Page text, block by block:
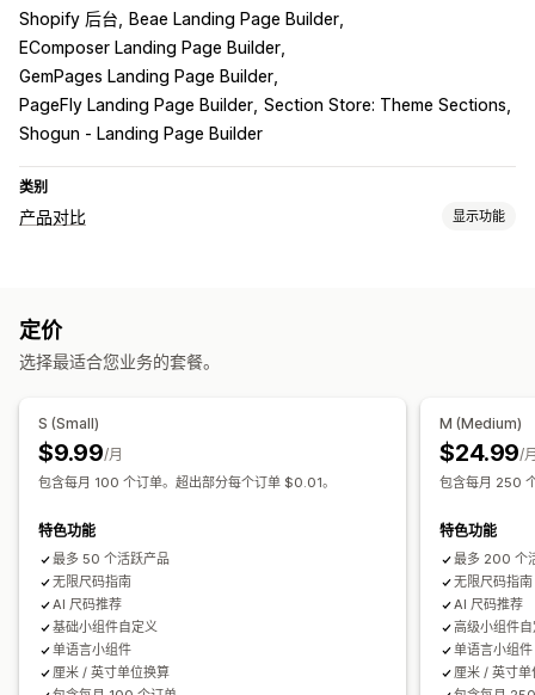
Shopify 后台
Beae Landing Page Builder
EComposer Landing Page Builder
GemPages Landing Page Builder
PageFly Landing Page Builder Section Store: Theme Sections
Shogun ‑ Landing Page Builder
类别
产品对比 显示功能
规格
导入和导出
自动适应移动设备
定价
选择最适合您业务的套餐。
S (Small)
$9.99/月
包含每月 100 个订单。超出部分每个订单 $0.01。
特色功能
最多 50 个活跃产品
无限尺码指南
AI 尺码推荐
基础小组件自定义
单语言小组件
厘米 / 英寸单位换算
M (Medium)
$24.99/
包含每月 250
特色功能
最多 200 个
无限尺码指南
AI 尺码推荐
高级小组件
单语言小组件
厘米 / 英寸单